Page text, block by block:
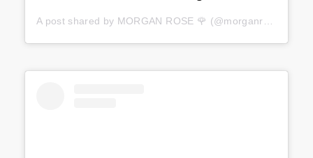
A post shared by MORGAN ROSE 🌹 (@morganrosemoroney) on